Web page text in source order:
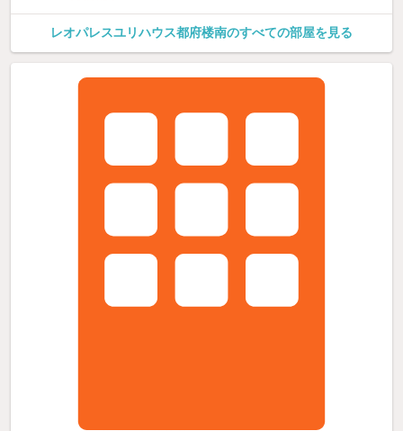
レオパレスユリハウス都府楼南のすべての部屋を見る